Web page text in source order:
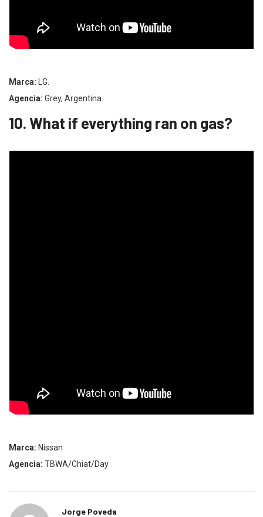
Marca: LG.
Agencia: Grey, Argentina.
10. What if everything ran on gas?
Marca: Nissan
Agencia: TBWA/Chiat/Day
Jorge Poveda